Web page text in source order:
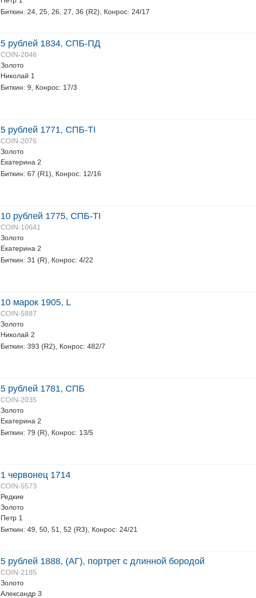
Биткин: 24, 25, 26, 27, 36 (R2), Конрос: 24/17
5 рублей 1834, СПБ-ПД
COIN-2046
Золото
Николай 1
Биткин: 9, Конрос: 17/3
5 рублей 1771, СПБ-TI
COIN-2076
Золото
Екатерина 2
Биткин: 67 (R1), Конрос: 12/16
10 рублей 1775, СПБ-TI
COIN-10641
Золото
Екатерина 2
Биткин: 31 (R), Конрос: 4/22
10 марок 1905, L
COIN-5887
Золото
Николай 2
Биткин: 393 (R2), Конрос: 482/7
5 рублей 1781, СПБ
COIN-2035
Золото
Екатерина 2
Биткин: 79 (R), Конрос: 13/5
1 червонец 1714
COIN-5573
Редкие
Золото
Петр 1
Биткин: 49, 50, 51, 52 (R3), Конрос: 24/21
5 рублей 1888, (АГ), портрет с длинной бородой
COIN-2185
Золото
Александр 3